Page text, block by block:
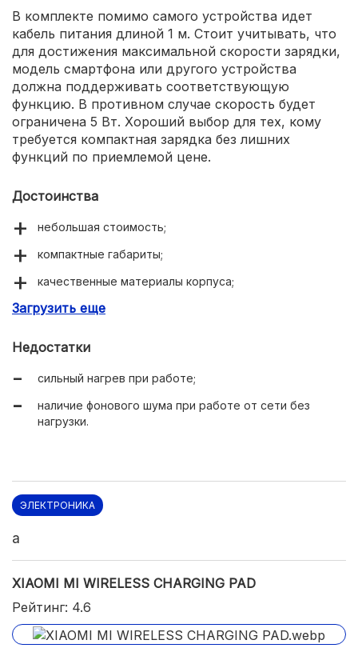
В комплекте помимо самого устройства идет
кабель питания длиной 1 м. Стоит учитывать, что
для достижения максимальной скорости зарядки,
модель смартфона или другого устройства
должна поддерживать соответствующую
функцию. В противном случае скорость будет
ограничена 5 Вт. Хороший выбор для тех, кому
требуется компактная зарядка без лишних
функций по приемлемой цене.
Достоинства
небольшая стоимость;
компактные габариты;
качественные материалы корпуса;
наличие световой индикации.
Загрузить еще
Недостатки
сильный нагрев при работе;
наличие фонового шума при работе от сети без
нагрузки.
ЭЛЕКТРОНИКА
a
XIAOMI MI WIRELESS CHARGING PAD
Рейтинг: 4.6